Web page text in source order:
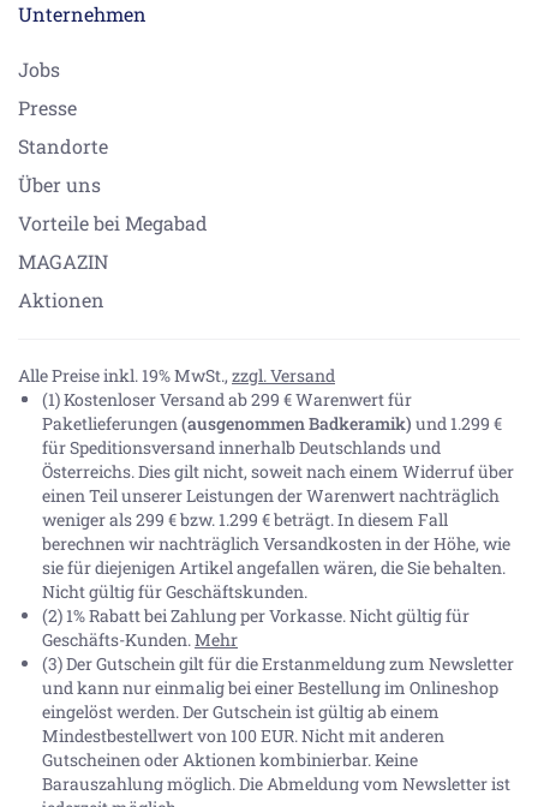
Unternehmen
Jobs
Presse
Standorte
Über uns
Vorteile bei Megabad
MAGAZIN
Aktionen
Alle Preise inkl. 19% MwSt., zzgl. Versand
(1) Kostenloser Versand ab 299 € Warenwert für
Paketlieferungen(ausgenommen Badkeramik) und 1.299 €
für Speditionsversand innerhalb Deutschlands und
Österreichs. Dies gilt nicht, soweit nach einem Widerruf über
einen Teil unserer Leistungen der Warenwert nachträglich
weniger als 299 € bzw. 1.299 € beträgt. In diesem Fall
berechnen wir nachträglich Versandkosten in der Höhe, wie
sie für diejenigen Artikel angefallen wären, die Sie behalten.
Nicht gültig für Geschäftskunden.
(2) 1% Rabatt bei Zahlung per Vorkasse. Nicht gültig für
Geschäfts-Kunden.Mehr
(3) Der Gutschein gilt für die Erstanmeldung zum Newsletter
und kann nur einmalig bei einer Bestellung im Onlineshop
eingelöst werden. Der Gutschein ist gültig ab einem
Mindestbestellwert von 100 EUR. Nicht mit anderen
Gutscheinen oder Aktionen kombinierbar. Keine
Barauszahlung möglich. Die Abmeldung vom Newsletter ist